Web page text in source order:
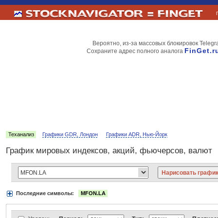
Вероятно, из-за массовых блокировок
Сохраните адрес полного аналога
Теханализ Графики GDR, Лондон Графики ADR, Нью-Йорк
График мировых индексов, акций, фьючерсов, валют
Последние символы:
MFON.LA
АДР Нью-Йорк:
Вымпелком Газпром Газпромнефть Киви ЛУКойл